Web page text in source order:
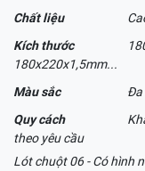
Chất liệu
Kích thước
180x220x1,5mm...
Màu sắc
Đa
Quy cách
theo yêu cầu
Lót chuột 06 - Có hình